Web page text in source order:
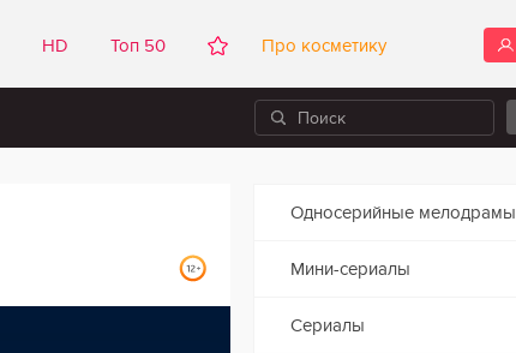
HD Топ 50 Про косметику
Односерийные мелодрамы
Мини-сериалы
Сериалы